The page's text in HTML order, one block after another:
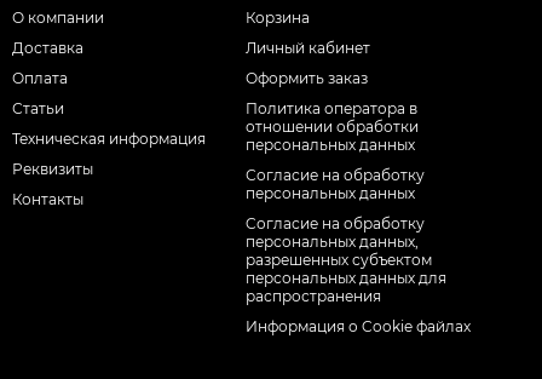
О компании
Доставка
Оплата
Статьи
Техническая информация
Реквизиты
Контакты
Корзина
Личный кабинет
Оформить заказ
Политика оператора в
отношении обработки
персональных данных
Согласие на обработку
персональных данных
Cогласие на обработку
персональных данных,
разрешенных субъектом
персональных данных для
распространения
Информация о Cookie файлах